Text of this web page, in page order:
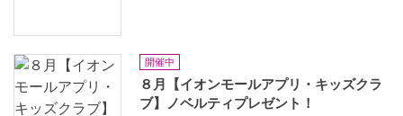
開催中
８月【イオンモールアプリ・キッズクラ
ブ】ノベルティプレゼント！